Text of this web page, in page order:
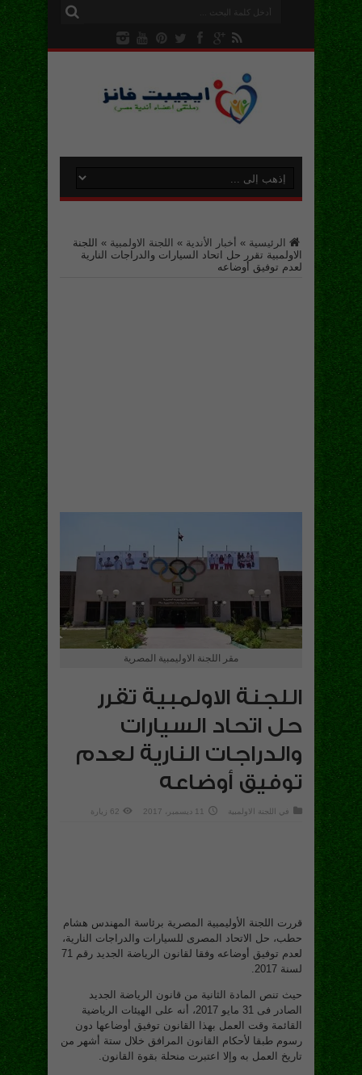
الرئيسية » أخبار الأندية » اللجنة الاولمبية » اللجنة
الاولمبية تقرر حل اتحاد السيارات والدراجات النارية
لعدم توفيق أوضاعه
مقر اللجنة الاوليمبية المصرية
اللجنة الاولمبية تقرر
حل اتحاد السيارات
والدراجات النارية لعدم
توفيق أوضاعه
في اللجنة الاولمبية 11 ديسمبر، 2017 62 زيارة
قررت اللجنة الأوليمبية المصرية برئاسة المهندس هشام
حطب، حل الاتحاد المصرى للسيارات والدراجات النارية،
لعدم توفيق أوضاعه وفقا لقانون الرياضة الجديد رقم 71
لسنة 2017.
حيث تنص المادة الثانية من قانون الرياضة الجديد
الصادر فى 31 مايو 2017، أنه على الهيئات الرياضية
القائمة وقت العمل بهذا القانون توفيق أوضاعها دون
رسوم طبقا لأحكام القانون المرافق خلال ستة أشهر من
تاريخ العمل به وإلا اعتبرت منحلة بقوة القانون.